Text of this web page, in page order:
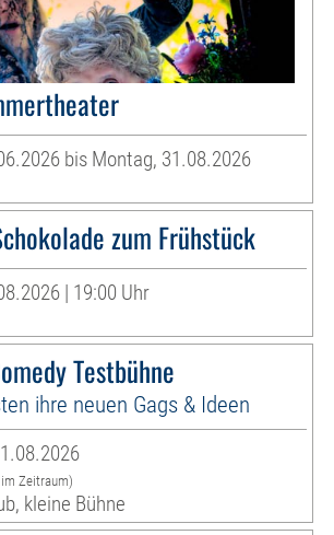
bis Montag, 31.08.2026
zum Frühstück
| 19:00 Uhr
Testbühne
ihre neuen Gags & Ideen
Zeitraum)
kleine Bühne